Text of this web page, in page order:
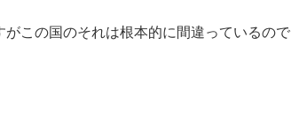
この国のそれは根本的に間違っているので